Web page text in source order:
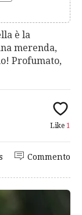
è la
merenda,
Profumato,
Like 1
Commento